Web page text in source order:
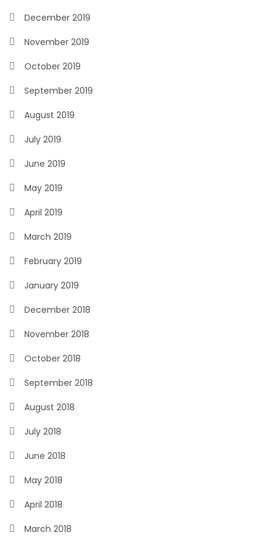
December 2019
November 2019
October 2019
September 2019
August 2019
July 2019
June 2019
May 2019
April 2019
March 2019
February 2019
January 2019
December 2018
November 2018
October 2018
September 2018
August 2018
July 2018
June 2018
May 2018
April 2018
March 2018